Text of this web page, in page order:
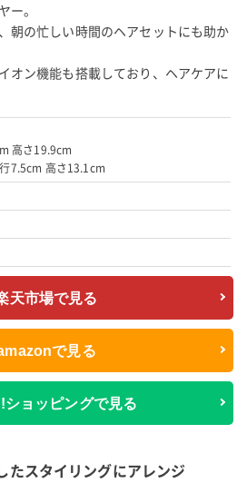
ー。
朝の忙しい時間のヘアセットにも助か
オン機能も搭載しており、ヘアケアに
高さ19.9cm
7.5cm 高さ13.1cm
天市場で見る
で見る
ョッピングで見る
たスタイリングにアレンジ